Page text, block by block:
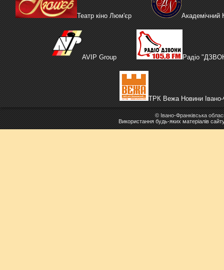
Театр кіно Люм'єр Академічний
AVIP Group Радіо
ТРК Вежа Новини Івано-
© Івано-Франківська
Використання будь-яких матеріалів